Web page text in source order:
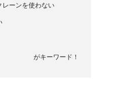
ーンを使わない
がキーワード！